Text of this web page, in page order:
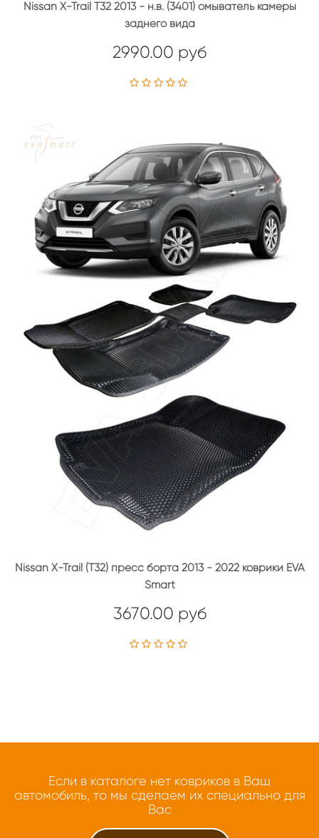
Nissan X-Trail T32 2013 - н.в. (3401) омыватель камеры
заднего вида
2990.00 руб
Nissan X-Trail (T32) пресс борта 2013 - 2022 коврики EVA
Smart
3670.00 руб
Если в каталоге нет ковриков в Ваш
автомобиль, то мы сделаем их специально для
Вас